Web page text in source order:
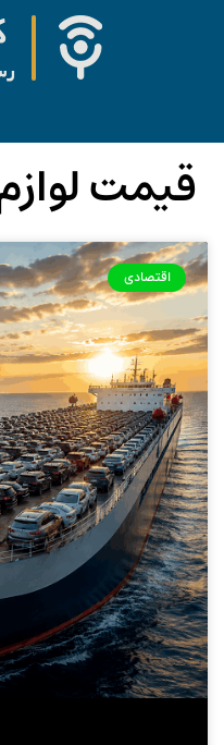
قیمت
اقتصادی